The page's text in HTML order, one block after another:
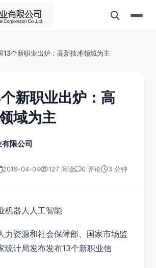
13个新职业出炉：高新技术领域为主
新职业出炉：高
域为主
限公司
2019-04-04 127 阅读 0 评论 3 分钟
机器人人工智能
力资源和社会保障部、国家市场监
统计局发布发布13个新职业信